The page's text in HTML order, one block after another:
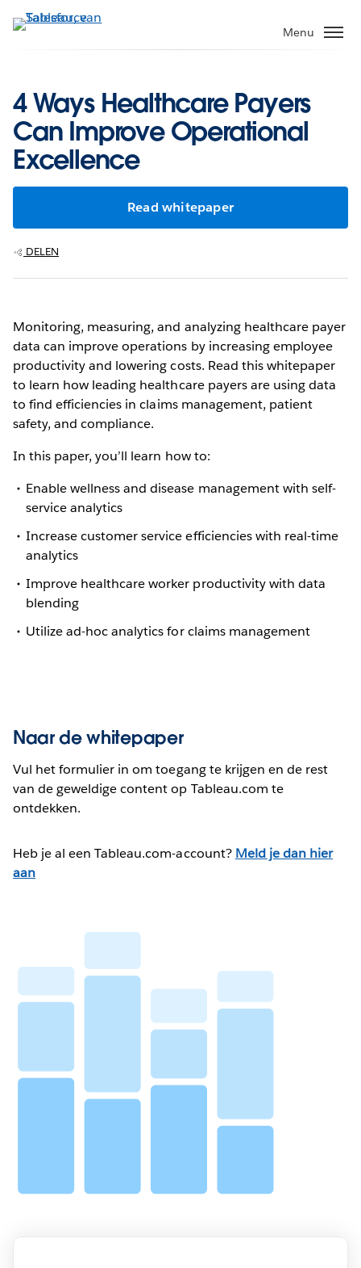
Verder
naar
Menu
4 Ways Healthcare Payers
Can Improve Operational
Excellence
Read whitepaper
DELEN
Monitoring, measuring, and analyzing healthcare payer
data can improve operations by increasing employee
productivity and lowering costs. Read this whitepaper
to learn how leading healthcare payers are using data
to find efficiencies in claims management, patient
safety, and compliance.
In this paper, you’ll learn how to:
Enable wellness and disease management with self-
service analytics
Increase customer service efficiencies with real-time
analytics
Improve healthcare worker productivity with data
blending
Utilize ad-hoc analytics for claims management
Naar de whitepaper
Vul het formulier in om toegang te krijgen en de rest
van de geweldige content op Tableau.com te
ontdekken.
Heb je al een Tableau.com-account? Meld je dan hier
aan